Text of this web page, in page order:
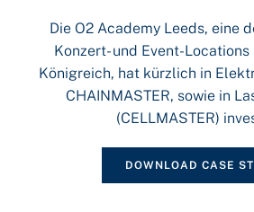
Die O2 Academy Leeds, eine
Konzert- und Event-
Königreich, hat kürzlich in
CHAINMASTER, sowie in
(CELLMASTER)
DOWNLOAD CASE